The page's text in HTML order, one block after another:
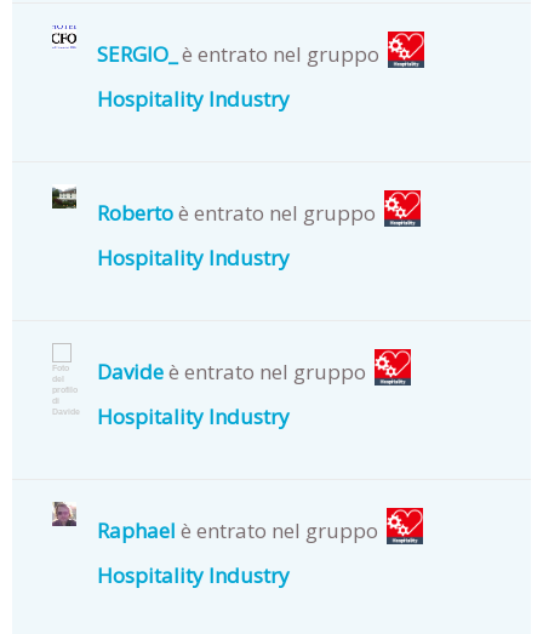
SERGIO_ è entrato nel gruppo
Hospitality Industry
Robertoè entrato nel gruppo
Hospitality Industry
Davideè entrato nel gruppo
Hospitality Industry
Raphael è entrato nel gruppo
Hospitality Industry